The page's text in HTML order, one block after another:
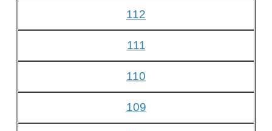
112
111
110
109